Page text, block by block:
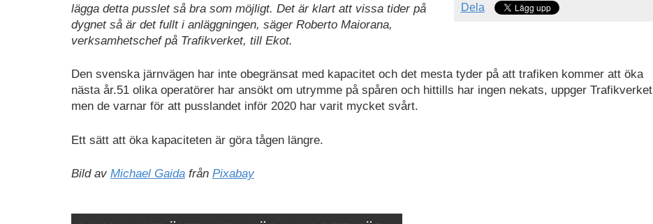
Dela
lägga detta pusslet så bra som möjligt. Det är klart att vissa tider på
dygnet så är det fullt i anläggningen, säger Roberto Maiorana,
verksamhetschef på Trafikverket, till Ekot.
Den svenska järnvägen har inte obegränsat med kapacitet och det mesta tyder på att trafiken kommer att öka
nästa år.51 olika operatörer har ansökt om utrymme på spåren och hittills har ingen nekats, uppger Trafikverket
men de varnar för att pusslandet inför 2020 har varit mycket svårt.
Ett sätt att öka kapaciteten är göra tågen längre.
Bild av Michael Gaida från Pixabay